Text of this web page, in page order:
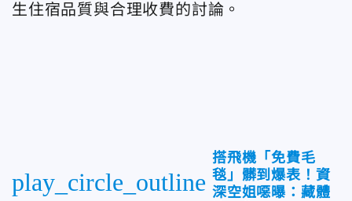
生住宿品質與合理收費的討論。
play_circle_outline
搭飛機「免費毛
毯」髒到爆表！資
深空姐噁曝：藏體